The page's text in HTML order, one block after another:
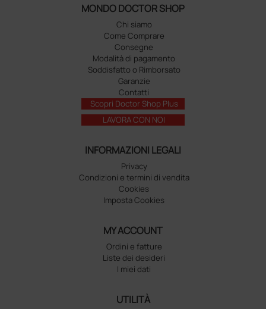
MONDO DOCTOR SHOP
Chi siamo
Come Comprare
Consegne
Modalità di pagamento
Soddisfatto o Rimborsato
Garanzie
Contatti
Scopri Doctor Shop Plus
LAVORA CON NOI
INFORMAZIONI LEGALI
Privacy
Condizioni e termini di vendita
Cookies
Imposta Cookies
MY ACCOUNT
Ordini e fatture
Liste dei desideri
I miei dati
UTILITÀ